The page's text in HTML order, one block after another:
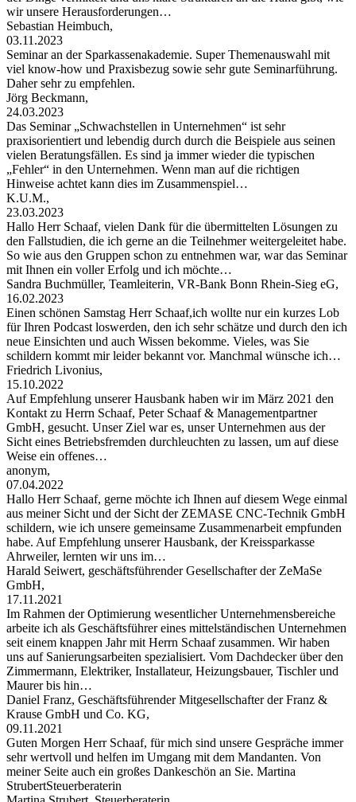
wir unsere Herausforderungen…
Sebastian Heimbuch,
03.11.2023
Seminar an der Sparkassenakademie. Super Themenauswahl mit
viel know-how und Praxisbezug sowie sehr gute Seminarführung.
Daher sehr zu empfehlen.
Jörg Beckmann,
24.03.2023
Das Seminar „Schwachstellen in Unternehmen“ ist sehr
praxisorientiert und lebendig durch durch die Beispiele aus seinen
vielen Beratungsfällen. Es sind ja immer wieder die typischen
„Fehler“ in den Unternehmen. Wenn man auf die richtigen
Hinweise achtet kann dies im Zusammenspiel…
K.U.M.,
23.03.2023
Hallo Herr Schaaf, vielen Dank für die übermittelten Lösungen zu
den Fallstudien, die ich gerne an die Teilnehmer weitergeleitet habe.
So wie aus den Gruppen schon zu entnehmen war, war das Seminar
mit Ihnen ein voller Erfolg und ich möchte…
Sandra Buchmüller, Teamleiterin, VR-Bank Bonn Rhein-Sieg eG,
16.02.2023
Einen schönen Samstag Herr Schaaf,ich wollte nur ein kurzes Lob
für Ihren Podcast loswerden, den ich sehr schätze und durch den ich
neue Einsichten und auch Wissen bekomme. Vieles, was Sie
schildern kommt mir leider bekannt vor. Manchmal wünsche ich…
Friedrich Livonius,
15.10.2022
Auf Empfehlung unserer Hausbank haben wir im März 2021 den
Kontakt zu Herrn Schaaf, Peter Schaaf & Managementpartner
GmbH, gesucht. Unser Ziel war es, unser Unternehmen aus der
Sicht eines Betriebsfremden durchleuchten zu lassen, um auf diese
Weise ein offenes…
anonym,
07.04.2022
Hallo Herr Schaaf, gerne möchte ich Ihnen auf diesem Wege einmal
aus meiner Sicht und der Sicht der ZEMASE CNC-Technik GmbH
schildern, wie ich unsere gemeinsame Zusammenarbeit empfunden
habe. Auf Empfehlung unserer Hausbank, der Kreissparkasse
Ahrweiler, lernten wir uns im…
Harald Seiwert, geschäftsführender Gesellschafter der ZeMaSe
GmbH,
17.11.2021
Im Rahmen der Optimierung wesentlicher Unternehmensbereiche
arbeite ich als Geschäftsführer eines mittelständischen Unternehmen
seit einem knappen Jahr mit Herrn Schaaf zusammen. Wir haben
uns auf Sanierungsarbeiten spezialisiert. Vom Dachdecker über den
Zimmermann, Elektriker, Installateur, Heizungsbauer, Tischler und
Maurer bis hin…
Daniel Franz, Geschäftsführender Mitgesellschafter der Franz &
Krause GmbH und Co. KG,
09.11.2021
Guten Morgen Herr Schaaf, für mich sind unsere Gespräche immer
sehr wertvoll und helfen im Umgang mit dem Mandanten. Von
meiner Seite auch ein großes Dankeschön an Sie. Martina
StrubertSteuerberaterin